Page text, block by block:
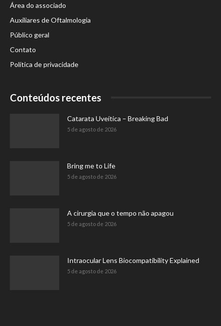
Área do associado
Auxiliares de Oftalmologia
Público geral
Contato
Política de privacidade
Conteúdos recentes
Catarata Uveítica – Breaking Bad
5 de agosto de 2026
Bring me to Life
5 de agosto de 2026
A cirurgia que o tempo não apagou
5 de agosto de 2026
Intraocular Lens Biocompatibility Explained
5 de agosto de 2026